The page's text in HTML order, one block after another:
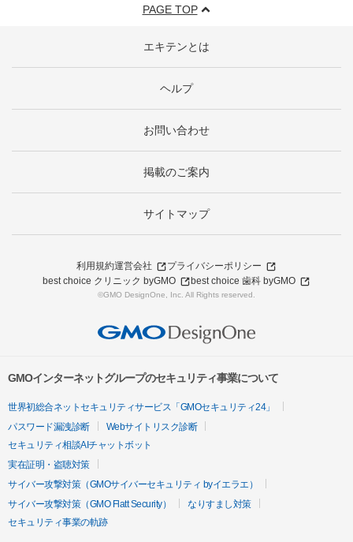
PAGE TOP
エキテンとは
ヘルプ
お問い合わせ
掲載のご案内
サイトマップ
利用規約運営会社
プライバシーポリシー
best choice クリニック byGMO
best choice 歯科 byGMO
©GMO DesignOne, Inc. All Rights reserved.
GMOインターネットグループのセキュリティ事業について
世界初総合ネットセキュリティサービス「GMOセキュリティ24」
パスワード漏洩診断
Webサイトリスク診断
セキュリティ相談AIチャットボット
実在証明・盗聴対策
サイバー攻撃対策（GMOサイバーセキュリティ byイエラエ）
サイバー攻撃対策（GMO Flatt Security）
なりすまし対策
セキュリティ事業の軌跡